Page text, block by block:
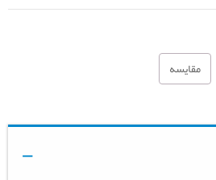
مقایسه